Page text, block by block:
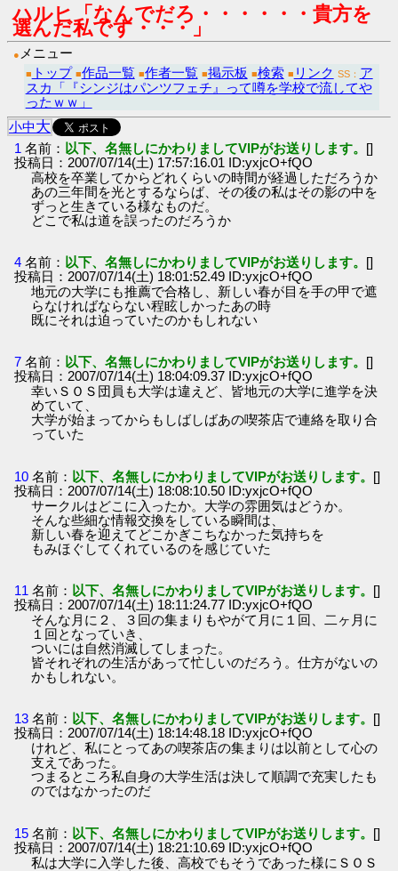
ハルヒ「なんでだろ・・・・・・貴方を
選んだ私です・・・」
● メニュー
■ トップ ■作品一覧 ■作者一覧 ■掲示板 ■検索 ■ リンク SS： ア
スカ「『シンジはパンツフェチ』って噂を学校で流してや
ったｗｗ」
小中大
1 名前： 以下、名無しにかわりましてVIPがお送りします。 []
投稿日：2007/07/14(土) 17:57:16.01 ID:yxjcO+fQO
高校を卒業してからどれくらいの時間が経過しただろうか
あの三年間を光とするならば、その後の私はその影の中を
ずっと生きている様なものだ。
どこで私は道を誤ったのだろうか
4 名前： 以下、名無しにかわりましてVIPがお送りします。 []
投稿日：2007/07/14(土) 18:01:52.49 ID:yxjcO+fQO
地元の大学にも推薦で合格し、新しい春が目を手の甲で遮
らなければならない程眩しかったあの時
既にそれは迫っていたのかもしれない
7 名前： 以下、名無しにかわりましてVIPがお送りします。 []
投稿日：2007/07/14(土) 18:04:09.37 ID:yxjcO+fQO
幸いＳＯＳ団員も大学は違えど、皆地元の大学に進学を決
めていて、
大学が始まってからもしばしばあの喫茶店で連絡を取り合
っていた
10 名前： 以下、名無しにかわりましてVIPがお送りします。 []
投稿日：2007/07/14(土) 18:08:10.50 ID:yxjcO+fQO
サークルはどこに入ったか。大学の雰囲気はどうか。
そんな些細な情報交換をしている瞬間は、
新しい春を迎えてどこかぎこちなかった気持ちを
もみほぐしてくれているのを感じていた
11 名前： 以下、名無しにかわりましてVIPがお送りします。 []
投稿日：2007/07/14(土) 18:11:24.77 ID:yxjcO+fQO
そんな月に２、３回の集まりもやがて月に１回、二ヶ月に
１回となっていき、
ついには自然消滅してしまった。
皆それぞれの生活があって忙しいのだろう。仕方がないの
かもしれない。
13 名前： 以下、名無しにかわりましてVIPがお送りします。 []
投稿日：2007/07/14(土) 18:14:48.18 ID:yxjcO+fQO
けれど、私にとってあの喫茶店の集まりは以前として心の
支えであった。
つまるところ私自身の大学生活は決して順調で充実したも
のではなかったのだ
15 名前： 以下、名無しにかわりましてVIPがお送りします。 []
投稿日：2007/07/14(土) 18:21:10.69 ID:yxjcO+fQO
私は大学に入学した後、高校でもそうであった様にＳＯＳ